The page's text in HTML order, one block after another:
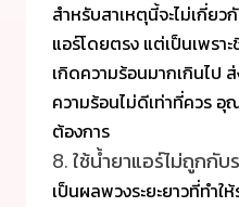
สำหรับสาเหตุนี้จะไม่เกี่ย
แอร์โดยตรง แต่เป็นเพรา
เกิดความร้อนมากเกินไป
ความร้อนไม่ดีเท่าที่ควร
ต้องการ
8. ใช้น้ำยาแอร์ไม่ถูกกับ
เป็นผลพวงระยะยาวที่ทำใ